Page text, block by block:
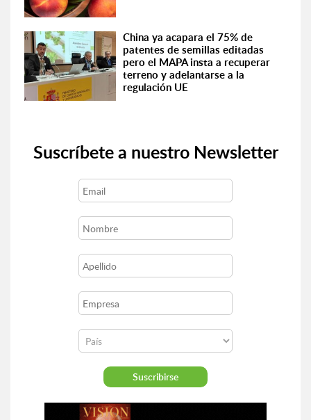
China ya acapara el 75% de
patentes de semillas editadas
pero el MAPA insta a recuperar
terreno y adelantarse a la
regulación UE
Suscríbete a nuestro Newsletter